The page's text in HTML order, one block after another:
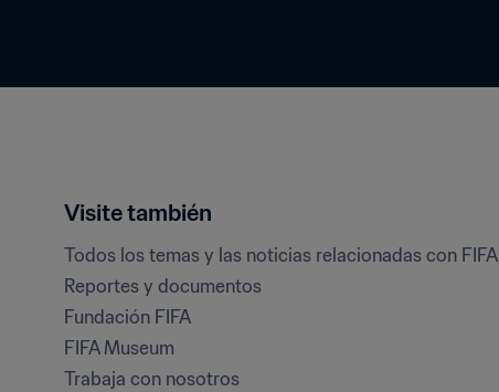
Visite también
Todos los temas y las noticias relacionadas con FIFA
Reportes y documentos
Fundación FIFA
FIFA Museum
Trabaja con nosotros